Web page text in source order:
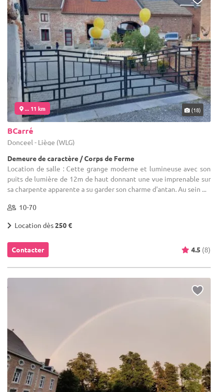
... 11 km (18)
BCarré
Donceel - Liège (WLG)
Demeure de caractère / Corps de Ferme
Location de salle : Cette grange moderne et lumineuse avec son
puits de lumière de 12m de haut donnant une vue imprenable sur
sa charpente apparente a su garder son charme d'antan. Au sein ...
10-70
Location dès250 €
Contacter 4.5 (8)